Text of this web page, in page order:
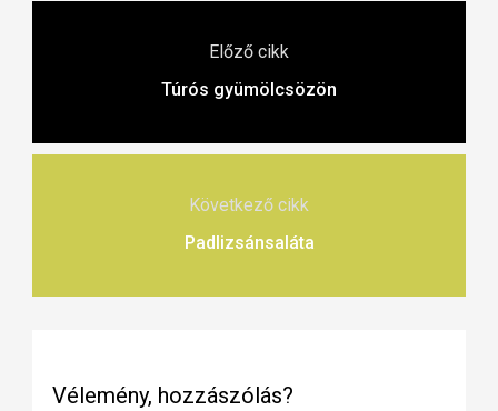
Előző cikk
Túrós gyümölcsözön
Következő cikk
Padlizsánsaláta
Vélemény, hozzászólás?